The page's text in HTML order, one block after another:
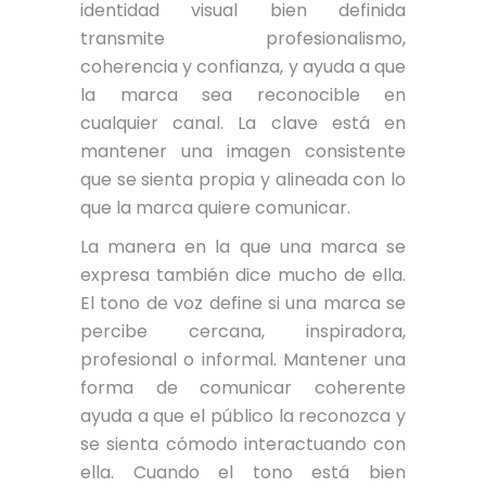
identidad visual bien definida
transmite profesionalismo,
coherencia y confianza, y ayuda a que
la marca sea reconocible en
cualquier canal. La clave está en
mantener una imagen consistente
que se sienta propia y alineada con lo
que la marca quiere comunicar.
La manera en la que una marca se
expresa también dice mucho de ella.
El tono de voz define si una marca se
percibe cercana, inspiradora,
profesional o informal. Mantener una
forma de comunicar coherente
ayuda a que el público la reconozca y
se sienta cómodo interactuando con
ella. Cuando el tono está bien